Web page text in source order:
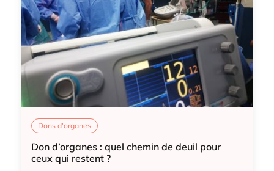
Dons d'organes
Don d’organes : quel chemin de deuil pour
ceux qui restent ?